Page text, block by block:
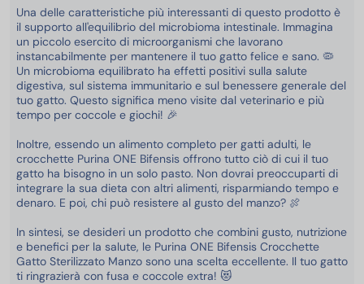
Una delle caratteristiche più interessanti di questo prodotto è
il supporto all'equilibrio del microbioma intestinale. Immagina
un piccolo esercito di microorganismi che lavorano
instancabilmente per mantenere il tuo gatto felice e sano. 🦠
Un microbioma equilibrato ha effetti positivi sulla salute
digestiva, sul sistema immunitario e sul benessere generale del
tuo gatto. Questo significa meno visite dal veterinario e più
tempo per coccole e giochi! 🎉
Inoltre, essendo un alimento completo per gatti adulti, le
crocchette Purina ONE Bifensis offrono tutto ciò di cui il tuo
gatto ha bisogno in un solo pasto. Non dovrai preoccuparti di
integrare la sua dieta con altri alimenti, risparmiando tempo e
denaro. E poi, chi può resistere al gusto del manzo? 🍖
In sintesi, se desideri un prodotto che combini gusto, nutrizione
e benefici per la salute, le Purina ONE Bifensis Crocchette
Gatto Sterilizzato Manzo sono una scelta eccellente. Il tuo gatto
ti ringrazierà con fusa e coccole extra! 😻